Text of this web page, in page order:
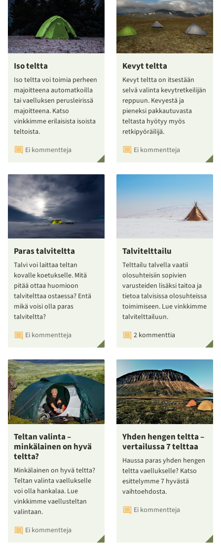
Iso teltta
Iso teltta voi toimia perheen
majoitteena automatkoilla
tai vaelluksen perusleirissä
majoitteena. Katso
vinkkimme erilaisista isoista
teltoista.
Ei kommentteja
Kevyt teltta
Kevyt teltta on itsestään
selvä valinta kevytretkeilijän
reppuun. Kevyestä ja
pieneksi pakkautuvasta
teltasta hyötyy myös
retkipyöräilijä.
Ei kommentteja
Paras talviteltta
Talvi voi laittaa teltan
kovalle koetukselle. Mitä
pitää ottaa huomioon
talvitelttaa ostaessa? Entä
mikä voisi olla paras
talviteltta?
Ei kommentteja
Talvitelttailu
Telttailu talvella vaatii
olosuhteisiin sopivien
varusteiden lisäksi taitoa ja
tietoa talvisissa olosuhteissa
toimimiseen. Lue vinkkimme
talvitelttailuun.
2 kommenttia
Teltan valinta –
minkälainen on hyvä
teltta?
Minkälainen on hyvä teltta?
Teltan valinta vaellukselle
voi olla hankalaa. Lue
vinkkimme vaellusteltan
valintaan.
Ei kommentteja
Yhden hengen teltta –
vertailussa 7 telttaa
Haussa paras yhden hengen
teltta vaellukselle? Katso
esittelymme 7 hyvästä
vaihtoehdosta.
Ei kommentteja